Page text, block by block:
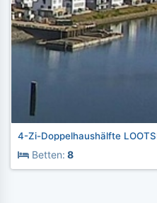
4-Zi-Doppelhaushälfte
Betten: 8